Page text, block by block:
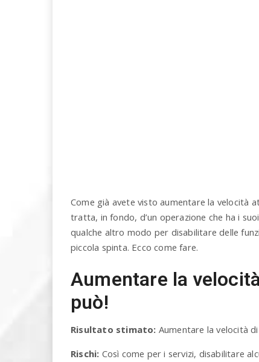
Come già avete visto aumentare la velocità
tratta, in fondo, d’un operazione che ha i
qualche altro modo per disabilitare delle
piccola spinta. Ecco come fare.
Aumentare la
può!
Risultato stimato: Aumentare la velocità
Rischi: Così come per i servizi, disabilitare